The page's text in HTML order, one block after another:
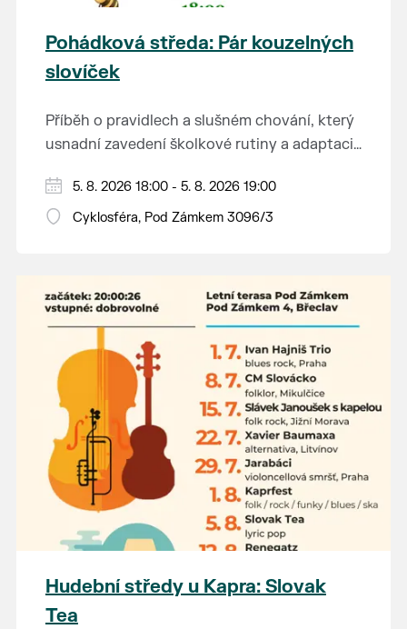
Pohádková středa: Pár kouzelných
slovíček
Příběh o pravidlech a slušném chování, který
usnadní zavedení školkové rutiny a adaptaci
Hraje se jen za příznivého počasí.
Vstupné dobrovolné.
5. 8. 2026 18:00 - 5. 8. 2026 19:00
Cyklosféra, Pod Zámkem 3096/3
Hudební středy u Kapra: Slovak
Tea